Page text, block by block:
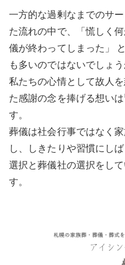
一方的な過剰なまでのサ
た流れの中で、「慌しく
儀が終わってしまった」
も多いのではないでしょう
私たちの心情として故人
た感謝の念を捧げる想い
す。
葬儀は社会行事ではなく
し、しきたりや習慣にし
選択と葬儀社の選択をし
す。